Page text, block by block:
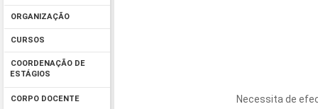
ORGANIZAÇÃO
CURSOS
COORDENAÇÃO DE
ESTÁGIOS
CORPO DOCENTE Necessita de